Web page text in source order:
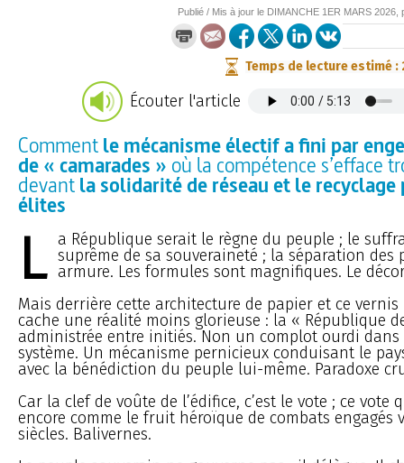
Publié / Mis à jour le DIMANCHE 1ER MARS 2026
Temps de lecture estimé :
Écouter l'article
Commentle mécanisme électif a fini par
de « camarades » où la compétence s’efface
devantla solidarité de réseau et le recyclage
élites
L a République serait le règne du peuple ; le
suprême de sa souveraineté ; la séparation des
armure. Les formules sont magnifiques. Le
Mais derrière cette architecture de papier et ce
cache une réalité moins glorieuse : la « République
administrée entre initiés. Non un complot ourdi dans
système. Un mécanisme pernicieux conduisant le
avec la bénédiction du peuple lui-même. Paradoxe
Car la clef de voûte de l’édifice, c’est le vote ; ce vote
encore comme le fruit héroïque de combats engagés
siècles. Balivernes.